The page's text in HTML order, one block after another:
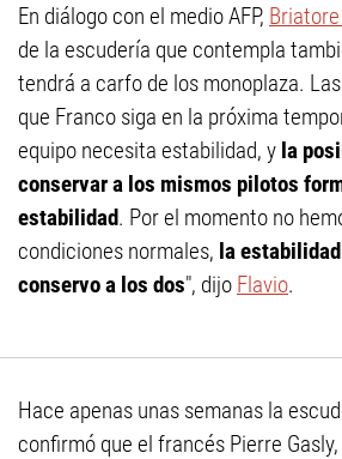
En diálogo con el medio AFP, Briatore
de la escudería que contempla
tendrá a carfo de los monoplaza.
que Franco siga en la próxima
equipo necesita estabilidad, y la
conservar a los mismos pilotos
estabilidad. Por el momento no
condiciones normales, la
conservo a los dos", dijo Flavio.
Hace apenas unas semanas la
confirmó que el francés Pierre